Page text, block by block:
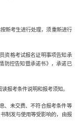
新考生进行处理，须重新进行
资格考试报名证明事项告知承
防控告知暨承诺书》，承诺已
报考条件说明和报考须知。
、未交费、不符合报考条件等
制发与使用等受影响的，由报